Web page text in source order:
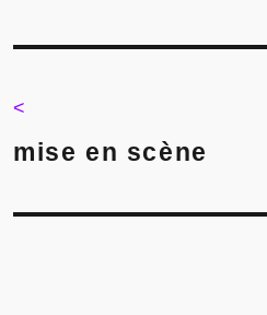
<
<
mise en scène